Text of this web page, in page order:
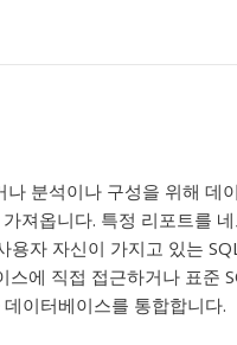
분석이나 구성을 위해 데
져옵니다. 특정 리포트를
용자 자신이 가지고 있는
에 직접 접근하거나 표준
이터베이스를 통합합니다.